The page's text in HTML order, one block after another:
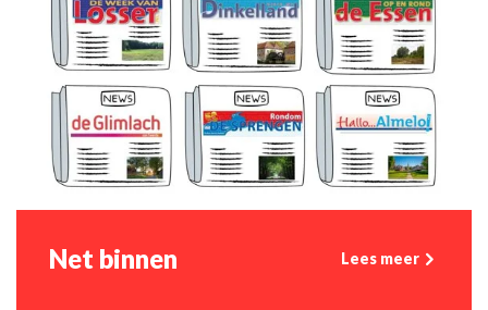
Net binnen Lees meer